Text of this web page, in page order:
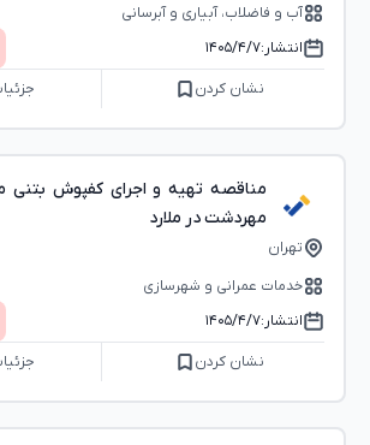
آب و فاضلاب، آبیاری و آبرسانی
انتشار:۱۴۰۵/۴/۷
نشان کردن
مناقصه تهیه و اجرای کفپوش بتنی
مهردشت در ملارد
تهران
خدمات عمرانی و شهرسازی
انتشار:۱۴۰۵/۴/۷
نشان کردن